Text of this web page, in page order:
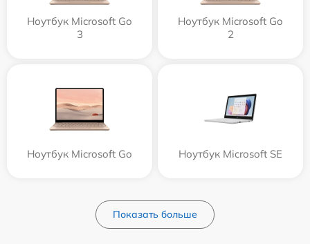
Ноутбук Microsoft Go
3
Ноутбук Microsoft Go
2
Ноутбук Microsoft Go Ноутбук Microsoft SE
Показать больше